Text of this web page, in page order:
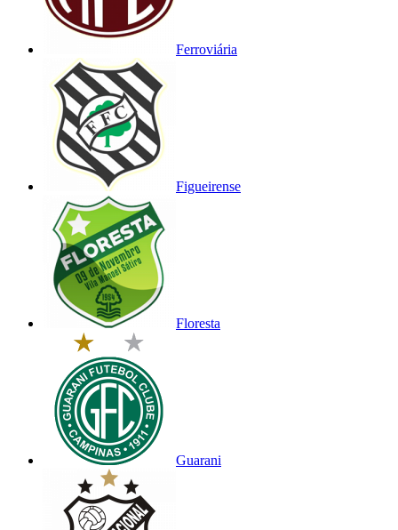
Ferroviária
Figueirense
Floresta
Guarani